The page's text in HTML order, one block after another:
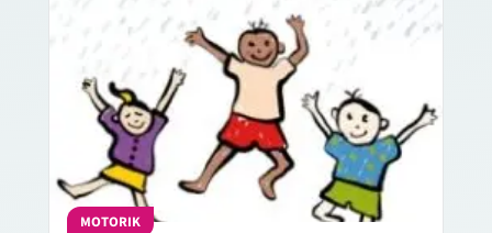
MOTORIK